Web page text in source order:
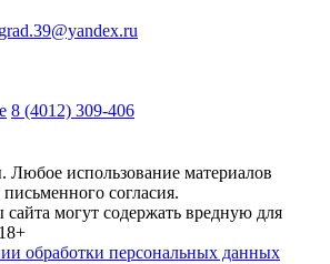
8 (4012) 309-406
использование материалов
письменного согласия.
могут содержать вредную для
18+
обработки персональных данных